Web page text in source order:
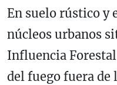
En suelo rústico y
núcleos urbanos
Influencia
del fuego fuera de